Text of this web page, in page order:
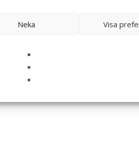
Neka Visa
gång jag skriver en kommentar.